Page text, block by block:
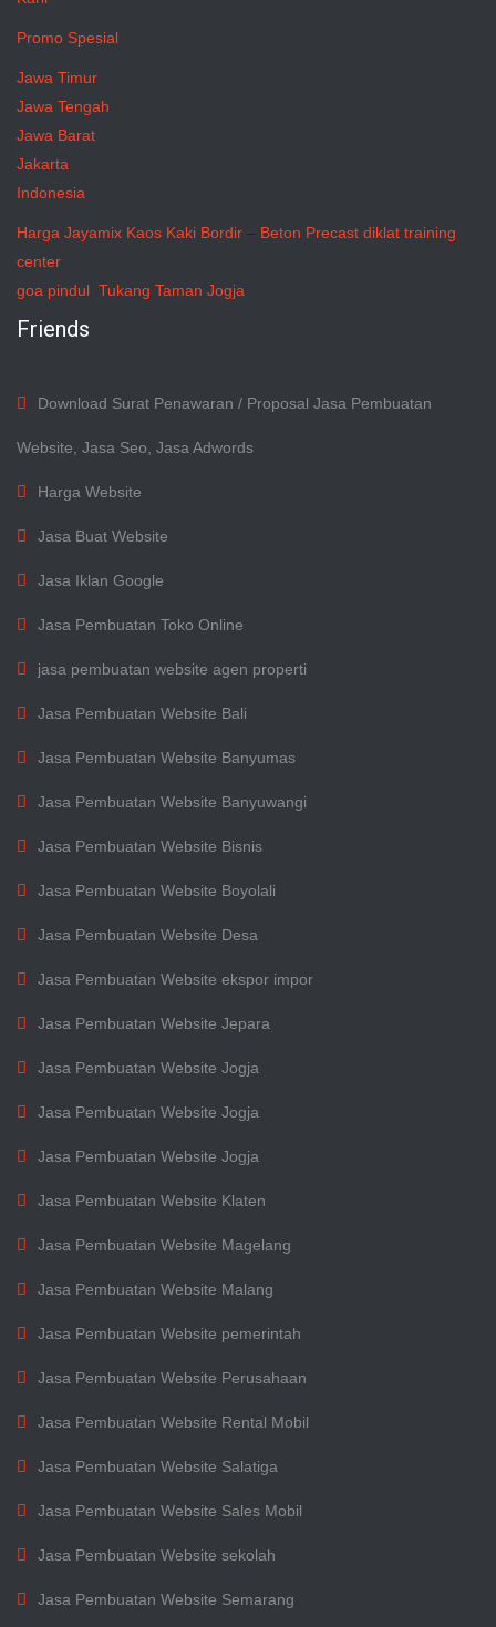
Promo Spesial
Jawa Timur
Jawa Tengah
Jawa Barat
Jakarta
Indonesia
Harga Jayamix Kaos Kaki Bordir – Beton Precast diklat training
center
goa pindul Tukang Taman Jogja
Friends
Download Surat Penawaran / Proposal Jasa Pembuatan
Website, Jasa Seo, Jasa Adwords
Harga Website
Jasa Buat Website
Jasa Iklan Google
Jasa Pembuatan Toko Online
jasa pembuatan website agen properti
Jasa Pembuatan Website Bali
Jasa Pembuatan Website Banyumas
Jasa Pembuatan Website Banyuwangi
Jasa Pembuatan Website Bisnis
Jasa Pembuatan Website Boyolali
Jasa Pembuatan Website Desa
Jasa Pembuatan Website ekspor impor
Jasa Pembuatan Website Jepara
Jasa Pembuatan Website Jogja
Jasa Pembuatan Website Jogja
Jasa Pembuatan Website Jogja
Jasa Pembuatan Website Klaten
Jasa Pembuatan Website Magelang
Jasa Pembuatan Website Malang
Jasa Pembuatan Website pemerintah
Jasa Pembuatan Website Perusahaan
Jasa Pembuatan Website Rental Mobil
Jasa Pembuatan Website Salatiga
Jasa Pembuatan Website Sales Mobil
Jasa Pembuatan Website sekolah
Jasa Pembuatan Website Semarang